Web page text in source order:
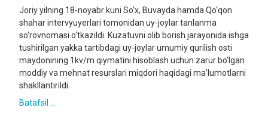
Joriy yilning 18-noyabr kuni So‘x, Buvayda hamda Qo‘qon
shahar intervyuyerlari tomonidan uy-joylar tanlanma
so‘rovnomasi o‘tkazildi. Kuzatuvni olib borish jarayonida ishga
tushirilgan yakka tartibdagi uy-joylar umumiy qurilish osti
maydonining 1kv/m qiymatini hisoblash uchun zarur bo‘lgan
moddiy va mehnat resurslari miqdori haqidagi ma’lumotlarni
shakllantirildi.
Batafsil ...